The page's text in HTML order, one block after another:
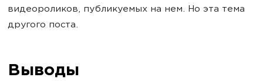
видеороликов, публикуемых на нем. Но эта тема
другого поста.
Выводы